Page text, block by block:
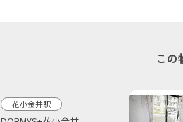
この
花小金井駅